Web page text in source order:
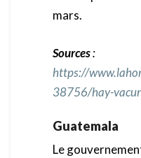
mars.
Sources:
https://
38756/hay-
Guatemala
Le